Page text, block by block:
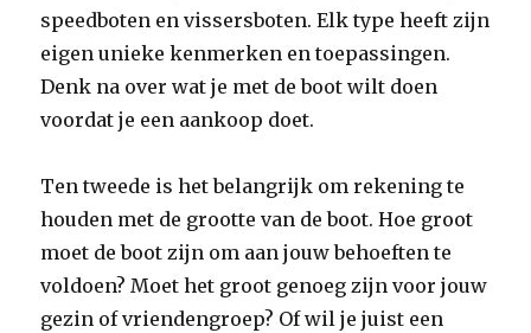
speedboten en vissersboten. Elk type heeft zijn
eigen unieke kenmerken en toepassingen.
Denk na over wat je met de boot wilt doen
voordat je een aankoop doet.
Ten tweede is het belangrijk om rekening te
houden met de grootte van de boot. Hoe groot
moet de boot zijn om aan jouw behoeften te
voldoen? Moet het groot genoeg zijn voor jouw
gezin of vriendengroep? Of wil je juist een